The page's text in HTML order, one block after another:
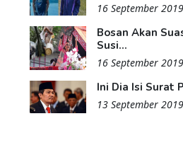
16 September 2019
Bosan Akan
Susi...
16 September 2019
Ini Dia Isi Surat
13 September 2019